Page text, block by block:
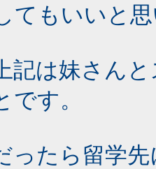
てもいいと
記は妹さん
です。
ったら留学